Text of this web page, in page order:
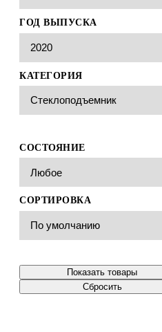
ГОД ВЫПУСКА
КАТЕГОРИЯ
СОСТОЯНИЕ
СОРТИРОВКА
Показать товары
Сбросить